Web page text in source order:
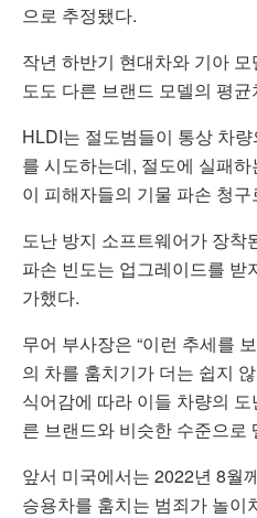
으로 추정됐다.
작년 하반기 현대차와 기아
도도 다른 브랜드 모델의 평
HLDI는 절도범들이 통상 차
를 시도하는데, 절도에 실패
이 피해자들의 기물 파손 청
도난 방지 소프트웨어가 장착
파손 빈도는 업그레이드를 받
가했다.
무어 부사장은 “이런 추세를
의 차를 훔치기가 더는 쉽지
식어감에 따라 이들 차량의
른 브랜드와 비슷한 수준으로
앞서 미국에서는 2022년 8월
승용차를 훔치는 범죄가 놀이